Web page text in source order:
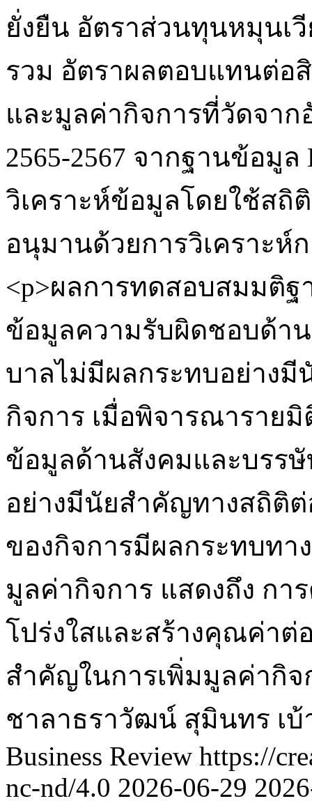
ยั่งยืน อัตราส่วนทุนหมุนเ
รวม อัตราผลตอบแทนต่อ
และมูลค่ากิจการที่วัดจาก
2565-2567 จากฐานข้อมูล
วิเคราะห์ข้อมูลโดยใช้สถิ
อนุมานด้วยการวิเคราะห์
<p>ผลการทดสอบสมมติฐ
ข้อมูลความรับผิดชอบด้า
บาลไม่มีผลกระทบอย่าง
กิจการ เมื่อพิจารณาราย
ข้อมูลด้านสังคมและบรร
อย่างมีนัยสำคัญทางสถิติ
ของกิจการมีผลกระทบท
มูลค่ากิจการ แสดงถึง ก
โปร่งใสและสร้างคุณค่าต่
สำคัญในการเพิ่มมูลค่ากิจ
ชาลาธราวัฒน์ สุมินทร เบ้
Business Review https://
nc-nd/4.0 2026-06-29